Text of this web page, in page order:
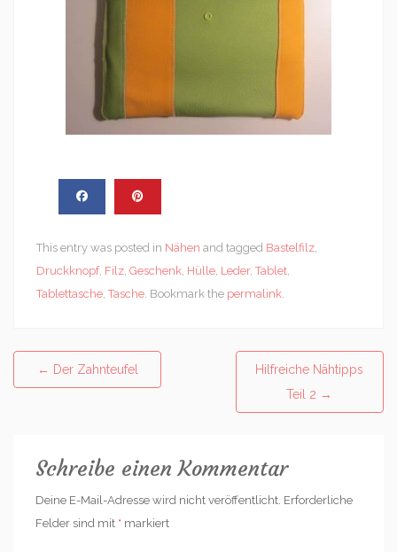
This entry was posted in Nähen and tagged Bastelfilz,
Druckknopf, Filz, Geschenk, Hülle, Leder,Tablet,
Tablettasche,Tasche. Bookmark the permalink.
Post
navigation
← Der Zahnteufel
Hilfreiche Nähtipps
Teil 2 →
Schreibe einen Kommentar
Deine E-Mail-Adresse wird nicht veröffentlicht. Erforderliche
Felder sind mit * markiert